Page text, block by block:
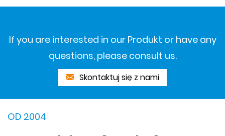
If you are interested in our Produkt or have any
questions, please consult us.
Skontaktuj się z nami
OD 2004